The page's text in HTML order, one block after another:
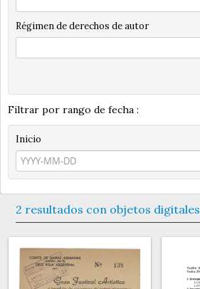
Régimen de derechos de autor
Filtrar por rango de fecha :
Inicio
2 resultados con objetos digitales